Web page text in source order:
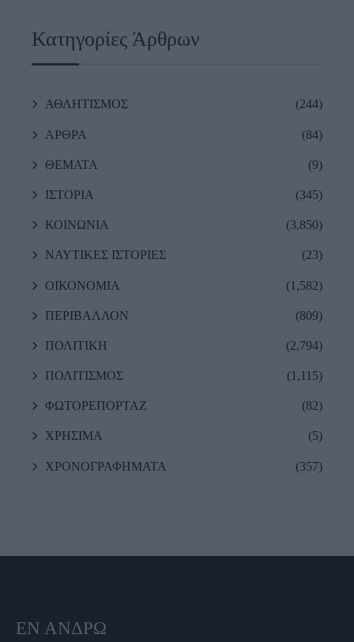
Κατηγορίες Άρθρων
ΑΘΛΗΤΙΣΜΟΣ (244)
ΑΡΘΡΑ (84)
ΘΕΜΑΤΑ (9)
ΙΣΤΟΡΙΑ (345)
ΚΟΙΝΩΝΙΑ (3,850)
ΝΑΥΤΙΚΕΣ ΙΣΤΟΡΙΕΣ (23)
ΟΙΚΟΝΟΜΙΑ (1,582)
ΠΕΡΙΒΑΛΛΟΝ (809)
ΠΟΛΙΤΙΚΗ (2,794)
ΠΟΛΙΤΙΣΜΟΣ (1,115)
ΦΩΤΟΡΕΠΟΡΤΑΖ (82)
ΧΡΗΣΙΜΑ (5)
ΧΡΟΝΟΓΡΑΦΗΜΑΤΑ (357)
ΕΝ ΆΝΔΡΩ